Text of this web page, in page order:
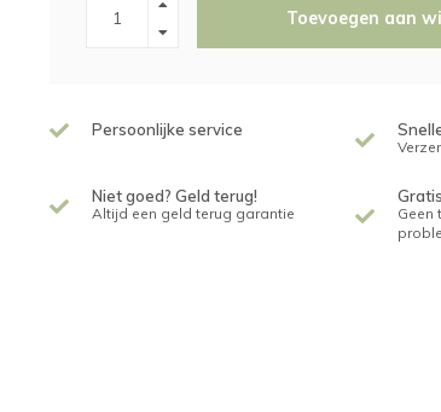
Toevoegen aan
Persoonlijke service
Niet goed? Geld terug!
Altijd een geld terug garantie
Geen